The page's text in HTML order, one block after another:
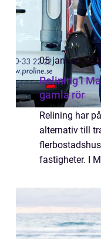
05 januari
Relining i
gamla rör
Relining har
alternativ till
fastigheter. I
metoden m...